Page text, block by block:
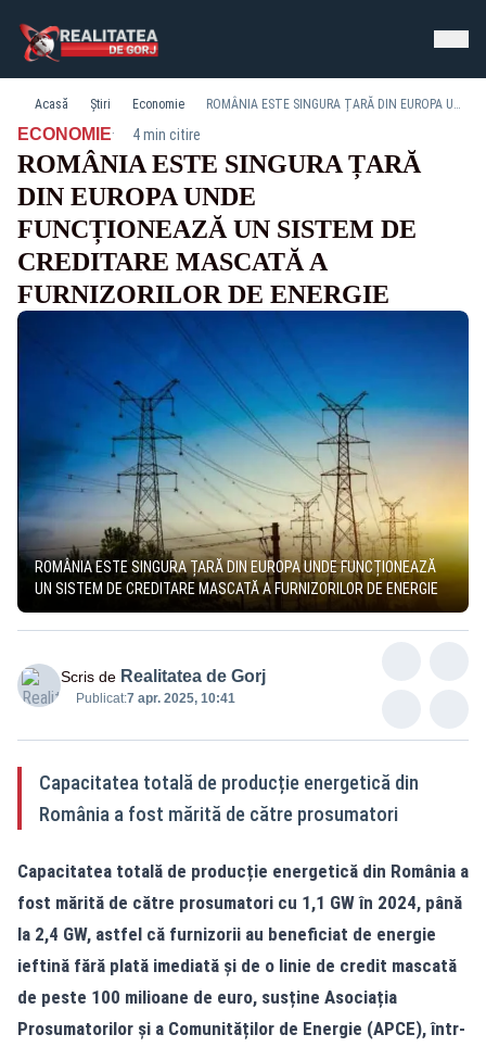
Acasă Știri Economie ROMÂNIA ESTE SINGURA ȚARĂ DIN EUROPA UNDE FUNCȚIONEAZĂ UN SISTEM DE CREDITARE MASCATĂ A FURNIZORILOR DE ENERGIE
ECONOMIE· 4 min citire
ROMÂNIA ESTE SINGURA ȚARĂ
DIN EUROPA UNDE
FUNCȚIONEAZĂ UN SISTEM DE
CREDITARE MASCATĂ A
FURNIZORILOR DE ENERGIE
ROMÂNIA ESTE SINGURA ȚARĂ DIN EUROPA UNDE FUNCȚIONEAZĂ
UN SISTEM DE CREDITARE MASCATĂ A FURNIZORILOR DE ENERGIE
Scris de Realitatea de Gorj
Publicat:7 apr. 2025, 10:41
Capacitatea totală de producție energetică din
România a fost mărită de către prosumatori
Capacitatea totală de producție energetică din România a
fost mărită de către prosumatori cu 1,1 GW în 2024, până
la 2,4 GW, astfel că furnizorii au beneficiat de energie
ieftină fără plată imediată și de o linie de credit mascată
de peste 100 milioane de euro, susține Asociația
Prosumatorilor și a Comunităților de Energie (APCE), într-